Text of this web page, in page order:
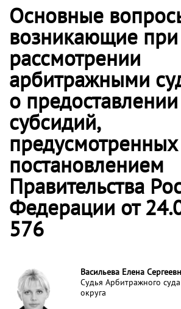
Основные
возникающие при
рассмотрении
арбитражными
о предоставлении
субсидий,
предусмотренных
постановлением
Правительства
Федерации от
576
Васильева Елена
Судья Арбитражного
округа